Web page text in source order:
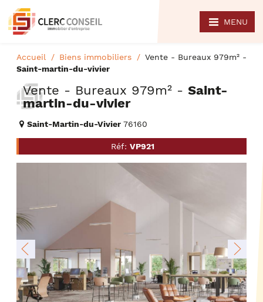
MENU
Accueil Biens immobiliers
Vente - Bureaux 979m² -
Saint-martin-du-vivier
Vente - Bureaux 979m² -Saint-
martin-du-vivier
Saint-Martin-du-Vivier 76160
Réf: VP921